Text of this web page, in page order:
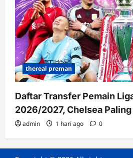
thereal preman
Daftar Transfer Pemain
2026/2027, Chelsea
admin 1 hari ago 0